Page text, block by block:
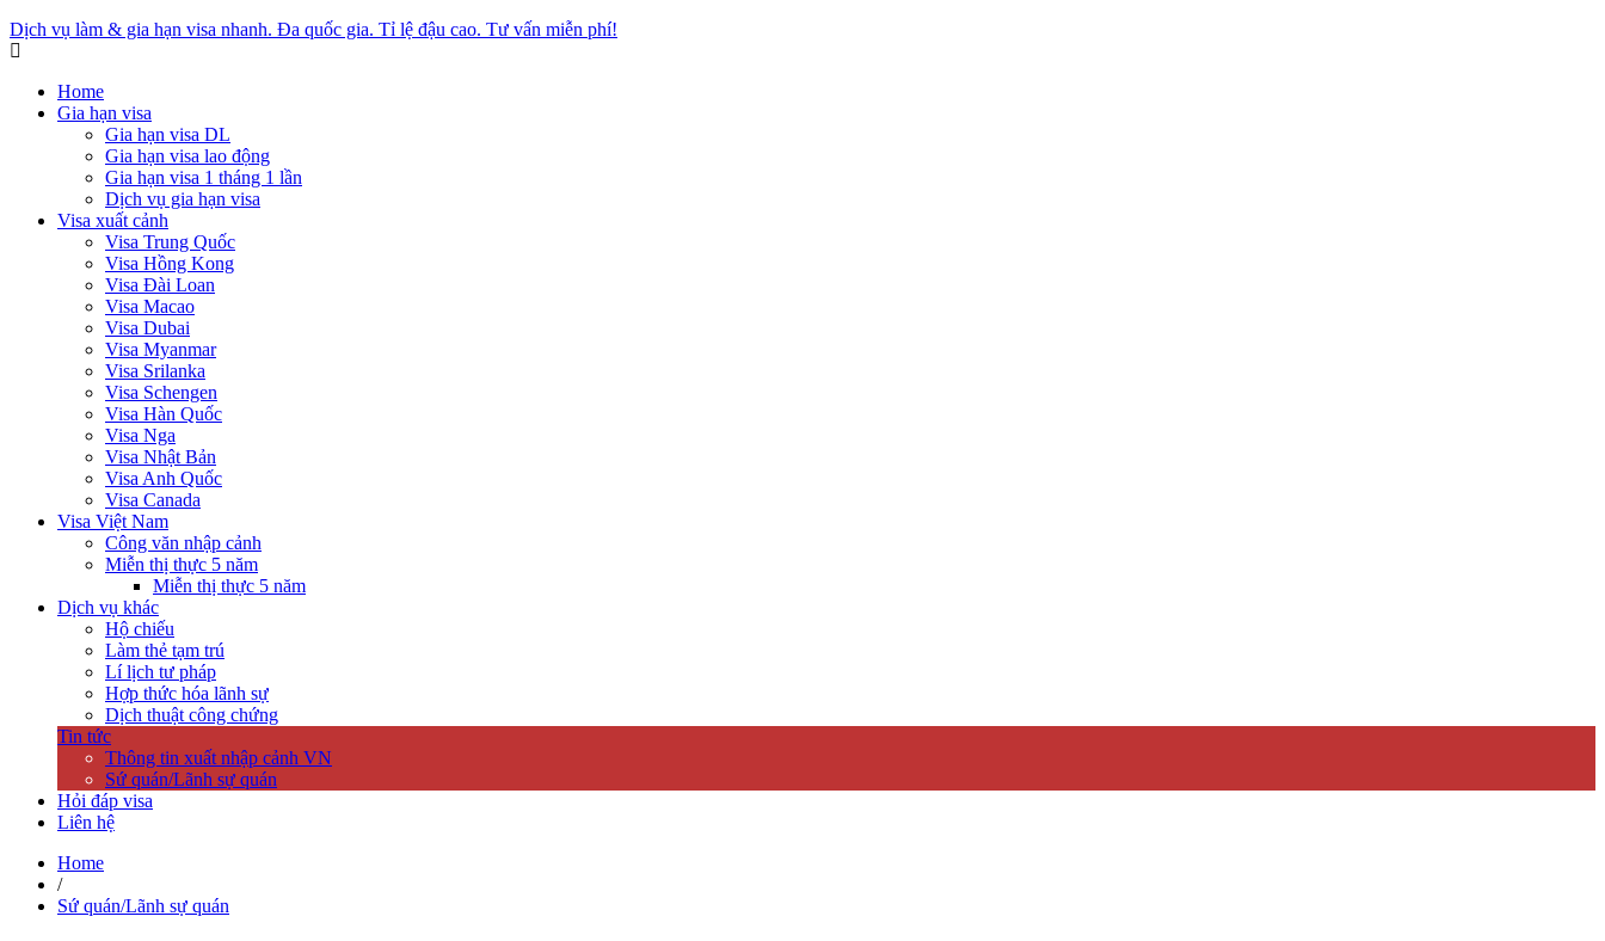
Dịch vụ làm & gia hạn visa nhanh. Đa quốc gia. Tỉ lệ đậu cao. Tư vấn miễn phí!
Home
Gia hạn visa
Gia hạn visa DL
Gia hạn visa lao động
Gia hạn visa 1 tháng 1 lần
Dịch vụ gia hạn visa
Visa xuất cảnh
Visa Trung Quốc
Visa Hồng Kong
Visa Đài Loan
Visa Macao
Visa Dubai
Visa Myanmar
Visa Srilanka
Visa Schengen
Visa Hàn Quốc
Visa Nga
Visa Nhật Bản
Visa Anh Quốc
Visa Canada
Visa Việt Nam
Công văn nhập cảnh
Miễn thị thực 5 năm
Miễn thị thực 5 năm
Dịch vụ khác
Hộ chiếu
Làm thẻ tạm trú
Lí lịch tư pháp
Hợp thức hóa lãnh sự
Dịch thuật công chứng
Tin tức
Thông tin xuất nhập cảnh VN
Sứ quán/Lãnh sự quán
Hỏi đáp visa
Liên hệ
Home
/
Sứ quán/Lãnh sự quán